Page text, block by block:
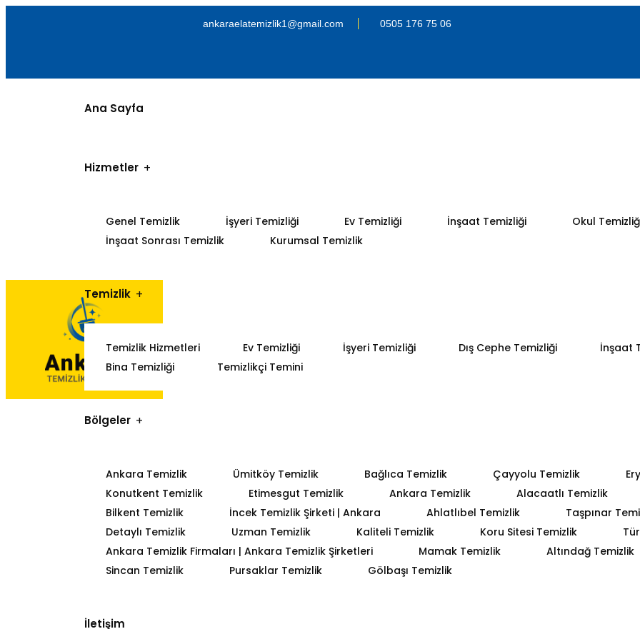
ankaraelatemizlik1@gmail.com 0505 176 75 06
Ana Sayfa
Hizmetler
Genel Temizlik İşyeri Temizliği Ev Temizliği İnşaat Temizliği
Okul
İnşaat Sonrası Temizlik
Kurumsal Temizlik
Temizlik
Temizlik Hizmetleri Ev Temizliği İşyeri Temizliği Dış Cephe Temizliği
İnşaat
Bina Temizliği
Temizlikçi Temini
Bölgeler
Ankara Temizlik Ümitköy Temizlik Bağlıca Temizlik Çayyolu Temizlik
Konutkent Temizlik
Etimesgut Temizlik Ankara Temizlik
Alacaatlı Temizlik
Bilkent Temizlik
İncek Temizlik Şirketi | Ankara Ahlatlıbel Temizlik
Taşpınar
Detaylı Temizlik
Uzman Temizlik Kaliteli Temizlik Koru Sitesi Temizlik
Ankara Temizlik Firmaları | Ankara Temizlik Şirketleri
Mamak Temizlik
Altındağ Temizlik
Sincan Temizlik
Pursaklar Temizlik Gölbaşı Temizlik
İletişim